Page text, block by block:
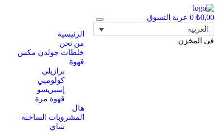
Toggle
navigationالرئيسية
من نحن
خلطات جولدن مكس
قهوة
برازيلي
كولومبي
إسبريسو
قهوة مرة
هال
المشروبات الساخنة
شاي
₺0,00
0 عربة التسوق
العربية
في المخزن